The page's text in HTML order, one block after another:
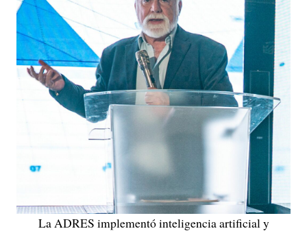
La ADRES implementó inteligencia artificial y